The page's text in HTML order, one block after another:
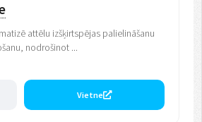
attēlu izšķirtspējas palielināšanu
nodrošinot ...
Vietne